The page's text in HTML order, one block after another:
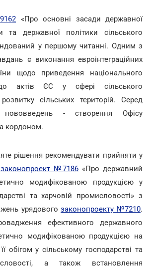
«Про основні засади державної
та державної політики сільського
у першому читанні. Одним з
є виконання евроінтеграційних
щодо приведення національного
до актів ЄС у сфері сільського
сільських територій. Серед
нововведень - створення Офісу
кордоном.
рішення рекомендувати прийняти у
законопроект №7186 «Про державний
модифікованою продукцією у
та харчовій промисловості» з
урядовогозаконопроекту №7210.
ефективного державного
модифікованою продукцією на
її обігом у сільському господарстві та
а також встановлення